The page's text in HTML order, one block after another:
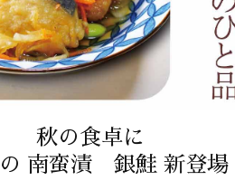
秋の食卓に
南蛮漬 銀鮭 新登